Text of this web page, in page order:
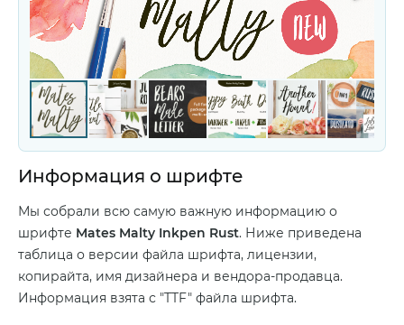
Информация о шрифте
Мы собрали всю самую важную информацию о
шрифте Mates Malty Inkpen Rust. Ниже приведена
таблица о версии файла шрифта, лицензии,
копирайта, имя дизайнера и вендора-продавца.
Информация взята с "TTF" файла шрифта.